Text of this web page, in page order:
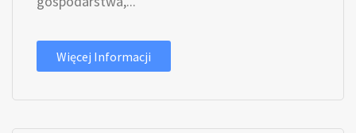
Więcej Informacji